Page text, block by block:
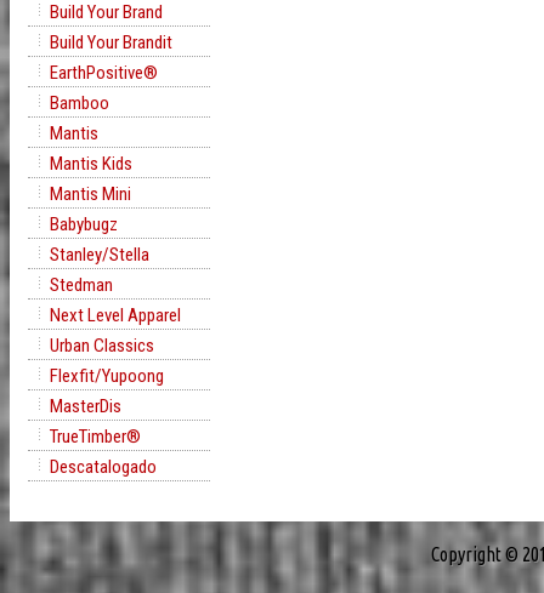
Build Your Brand
Build Your Brandit
EarthPositive®
Bamboo
Mantis
Mantis Kids
Mantis Mini
Babybugz
Stanley/Stella
Stedman
Next Level Apparel
Urban Classics
Flexfit/Yupoong
MasterDis
TrueTimber®
Descatalogado
Copyright ©